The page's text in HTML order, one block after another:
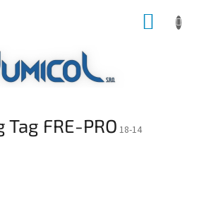
Tag FRE-PRO 18-14